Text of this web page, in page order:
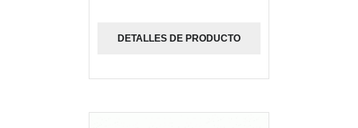
DETALLES DE PRODUCTO